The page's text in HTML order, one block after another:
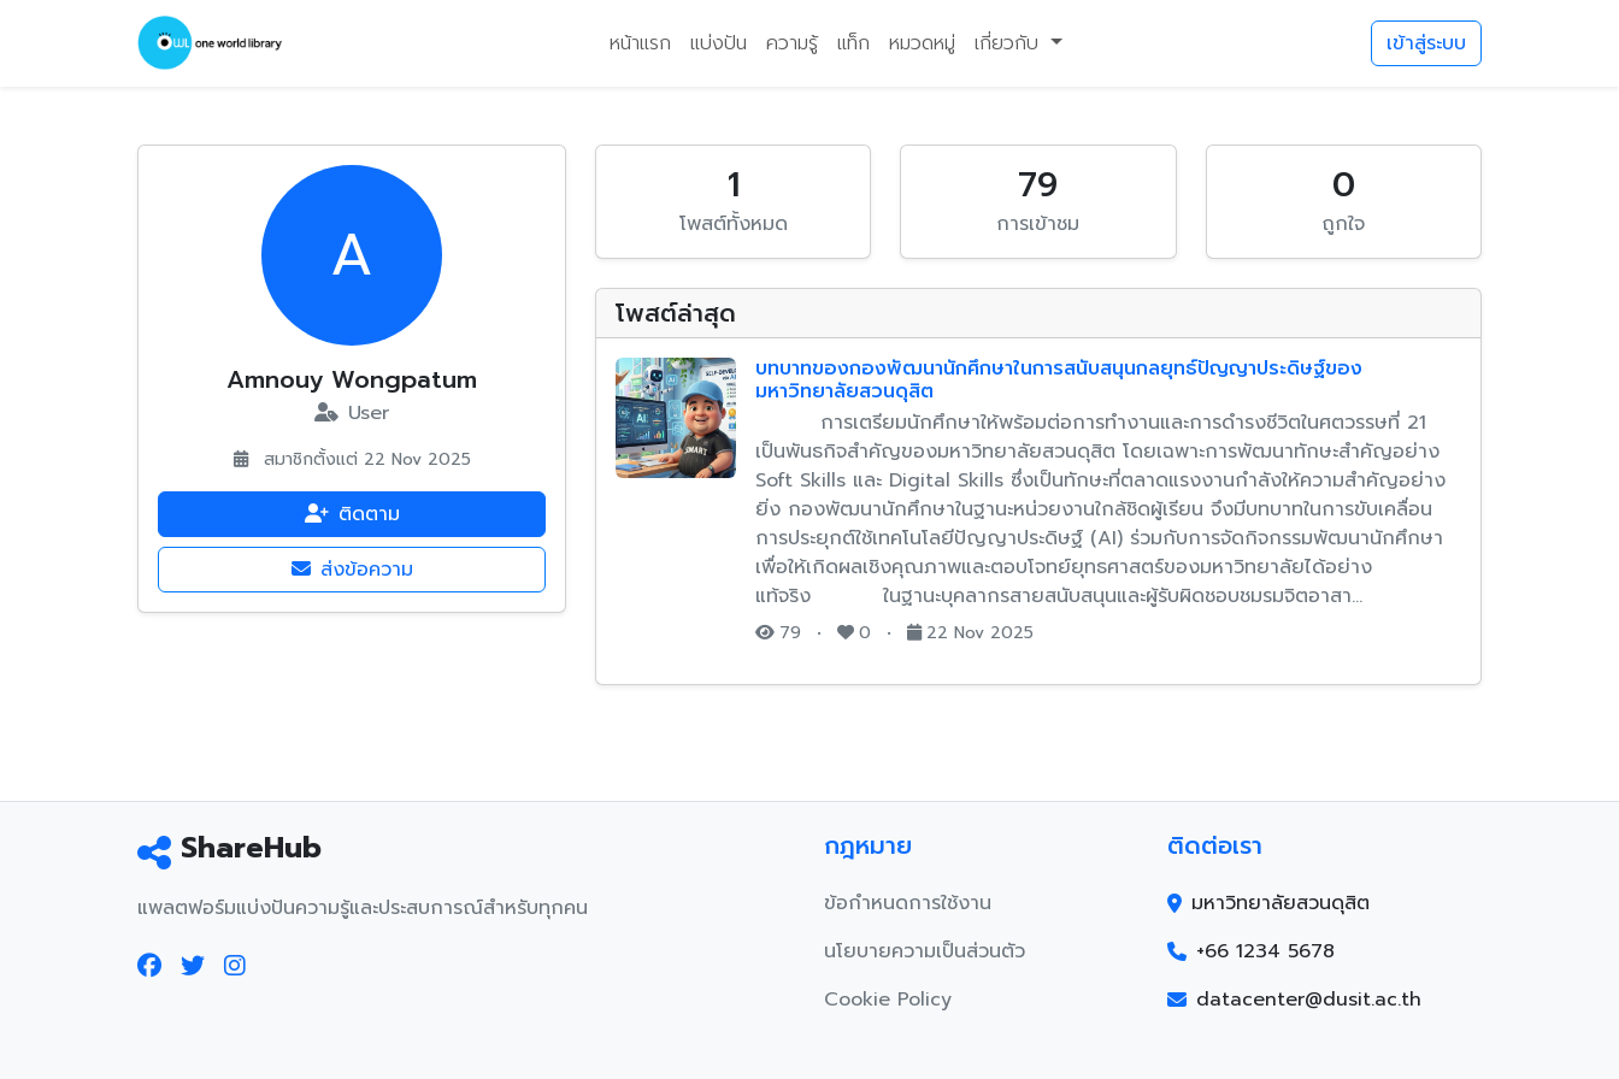
หน้าแรก แบ่งปัน ความรู้ แท็ก หมวดหมู่ เกี่ยวกับ เข้าสู่ระบบ
A
Amnouy Wongpatum
User
สมาชิกตั้งแต่ 22 Nov 2025
ติดตาม
ส่งข้อความ
1
โพสต์ทั้งหมด
79
การเข้าชม
0
ถูกใจ
โพสต์ล่าสุด
บทบาทของกองพัฒนานักศึกษาในการสนับสนุนกลยุทธ์ปัญญาประดิษฐ์ของ
มหาวิทยาลัยสวนดุสิต
การเตรียมนักศึกษาให้พร้อมต่อการทำงานและการดำรงชีวิตในศตวรรษที่ 21
เป็นพันธกิจสำคัญของมหาวิทยาลัยสวนดุสิต โดยเฉพาะการพัฒนาทักษะสำคัญอย่าง
Soft Skills และ Digital Skills ซึ่งเป็นทักษะที่ตลาดแรงงานกำลังให้ความสำคัญอย่าง
ยิ่ง กองพัฒนานักศึกษาในฐานะหน่วยงานใกล้ชิดผู้เรียน จึงมีบทบาทในการขับเคลื่อน
การประยุกต์ใช้เทคโนโลยีปัญญาประดิษฐ์ (AI) ร่วมกับการจัดกิจกรรมพัฒนานักศึกษา
เพื่อให้เกิดผลเชิงคุณภาพและตอบโจทย์ยุทธศาสตร์ของมหาวิทยาลัยได้อย่าง
แท้จริง ในฐานะบุคลากรสายสนับสนุนและผู้รับผิดชอบชมรมจิตอาสา…
79 • 0 • 22 Nov 2025
ShareHub
แพลตฟอร์มแบ่งปันความรู้และประสบการณ์สำหรับทุกคน
กฎหมาย
ข้อกำหนดการใช้งาน
นโยบายความเป็นส่วนตัว
Cookie Policy
ติดต่อเรา
มหาวิทยาลัยสวนดุสิต
+66 1234 5678
datacenter@dusit.ac.th